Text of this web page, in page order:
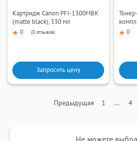
Картридж Canon PFI-1300MBK
(matte black), 330 мл
0 (0 отзывов)
Запросить цену
0
Предыдущая 1 ... 4